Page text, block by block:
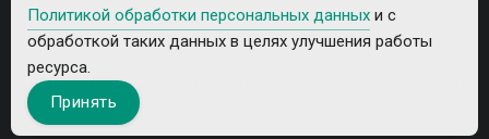
Все рекламируемые товары и услуги имеют необходимые лицензии и
Политикой обработки персональных данных и с
обработкой таких данных в целях улучшения работы
ресурса.
Принять